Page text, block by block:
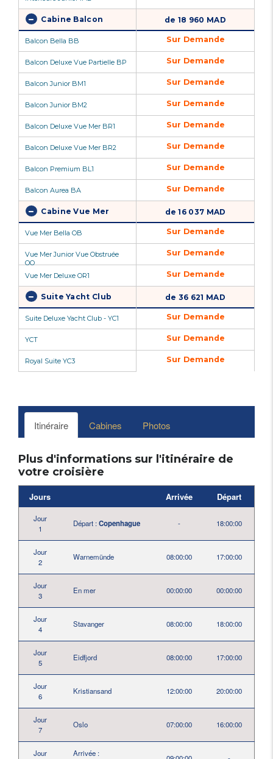
Cabine Balcon
Balcon Bella BB
Balcon Deluxe Vue Partielle BP
Balcon Junior BM1
Balcon Junior BM2
Balcon Deluxe Vue Mer BR1
Balcon Deluxe Vue Mer BR2
Balcon Premium BL1
Balcon Aurea BA
Cabine Vue Mer
Vue Mer Bella OB
Vue Mer Junior Vue Obstruée
OO
Vue Mer Deluxe OR1
Suite Yacht Club
Suite Deluxe Yacht Club - YC1
YCT
Royal Suite YC3
de 18 960 MAD
Sur Demande
Sur Demande
Sur Demande
Sur Demande
Sur Demande
Sur Demande
Sur Demande
Sur Demande
de 16 037 MAD
Sur Demande
Sur Demande
Sur Demande
de 36 621 MAD
Sur Demande
Sur Demande
Sur Demande
Itinéraire Cabines Photos
Plus d'informations sur l'itinéraire de
votre croisière
Jours Arrivée Départ
Jour
1
Départ :Copenhague - 18:00:00
Jour
2
Warnemünde 08:00:00 17:00:00
Jour
3
En mer 00:00:00 00:00:00
Jour
4
Stavanger 08:00:00 18:00:00
Jour
5
Eidfjord 08:00:00 17:00:00
Jour
6
Kristiansand 12:00:00 20:00:00
Jour
7
Oslo 07:00:00 16:00:00
Jour
Arrivée :